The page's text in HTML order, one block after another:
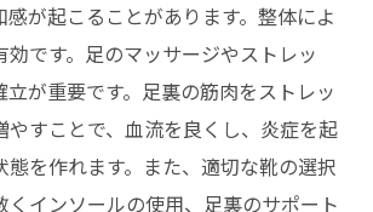
感が起こることがあります。整体によ
効です。足のマッサージやストレッ
立が重要です。足裏の筋肉をストレッ
やすことで、血流を良くし、炎症を起
態を作れます。また、適切な靴の選択
くインソールの使用、足裏のサポート